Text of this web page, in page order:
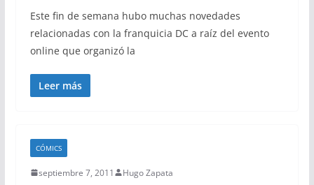
Este fin de semana hubo muchas novedades
relacionadas con la franquicia DC a raíz del evento
online que organizó la
Leer más
CÓMICS
septiembre 7, 2011 Hugo Zapata